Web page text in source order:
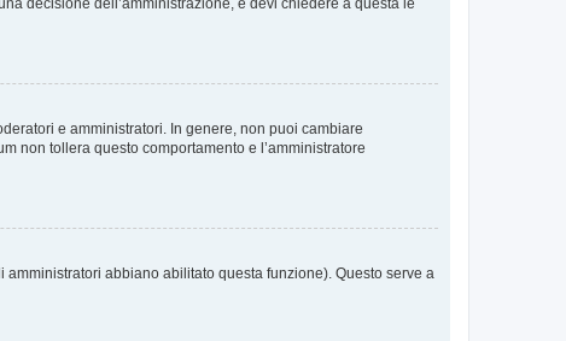
e amministratori. In genere, non puoi cambiare
non tollera questo comportamento e l’amministratore
abbiano abilitato questa funzione). Questo serve a